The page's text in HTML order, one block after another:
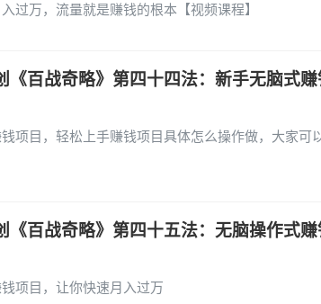
过万，流量就是赚钱的根本【视频课程】
《百战奇略》第四十四法：新手无脑式
项目，轻松上手赚钱项目具体怎么操作做，大家可
《百战奇略》第四十五法：无脑操作式
项目，让你快速月入过万